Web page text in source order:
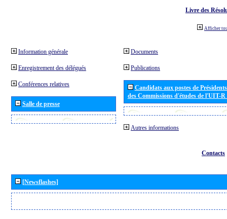
Livre des
Afficher
Information générale
Enregistrement des délégués
Conférences relatives
Salle de presse
Documents
Publications
Candidats aux postes de
des Commissions d'études de l'UIT-
Autres informations
Contacts
[Newsflashes]